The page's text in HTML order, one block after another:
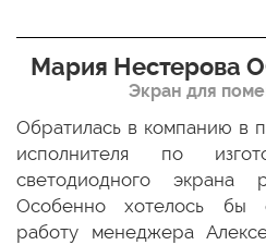
Мария Нестерова
Экран для
Обратилась в компанию в
исполнителя по
светодиодного экрана
Особенно хотелось бы
работу менеджера